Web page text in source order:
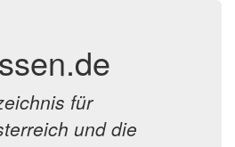
für
und die